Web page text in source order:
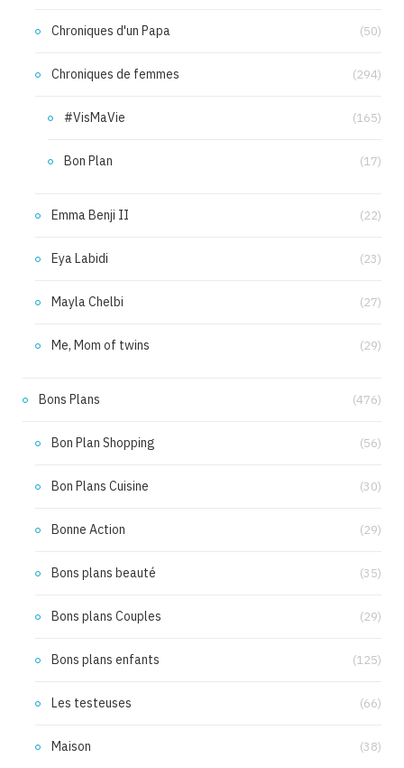
Chroniques d'un Papa (50)
Chroniques de femmes (294)
#VisMaVie (165)
Bon Plan (17)
Emma Benji II (22)
Eya Labidi (23)
Mayla Chelbi (27)
Me, Mom of twins (29)
Bons Plans (476)
Bon Plan Shopping (56)
Bon Plans Cuisine (30)
Bonne Action (29)
Bons plans beauté (35)
Bons plans Couples (29)
Bons plans enfants (125)
Les testeuses (66)
Maison (38)